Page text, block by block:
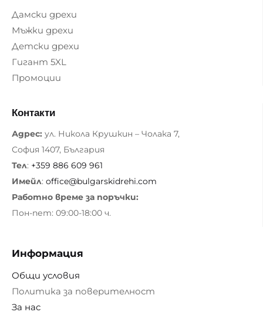
Дамски дрехи
Мъжки дрехи
Детски дрехи
Гигант 5XL
Промоции
Контакти
Адрес: ул. Никола Крушкин – Чолака 7,
София 1407, България
Тел: +359 886 609 961
Имейл: office@bulgarskidrehi.com
Работно време за поръчки:
Пон-пет: 09:00-18:00 ч.
Информация
Общи условия
Политика за поверителност
За нас